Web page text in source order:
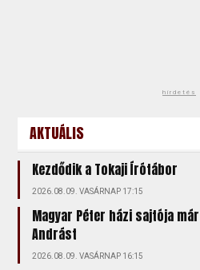
hirdetés
AKTUÁLIS
Kezdődik a Tokaji Írótábor
2026.08.09. VASÁRNAP 17:15
Magyar Péter házi sajtója
Andrást
2026.08.09. VASÁRNAP 16:15